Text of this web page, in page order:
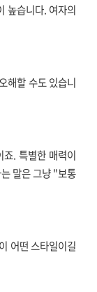
높습니다. 여자의
해할 수도 있습니
. 특별한 매력이
말은 그냥 "보통
어떤 스타일이길